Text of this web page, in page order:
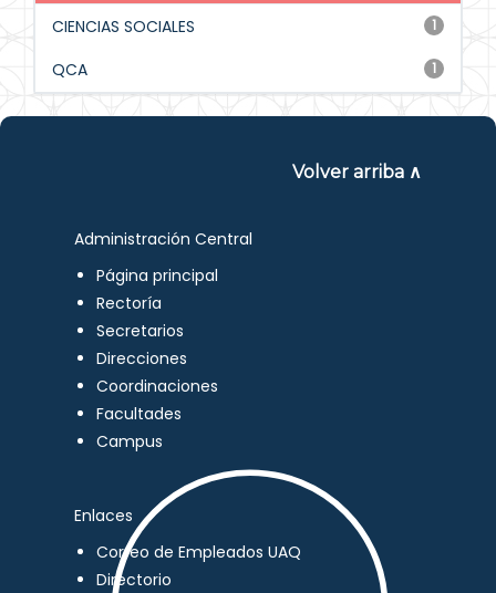
1
CIENCIAS SOCIALES
1
QCA
Volver arriba ∧
Administración Central
Página principal
Rectoría
Secretarios
Direcciones
Coordinaciones
Facultades
Campus
Enlaces
Correo de Empleados UAQ
Directorio